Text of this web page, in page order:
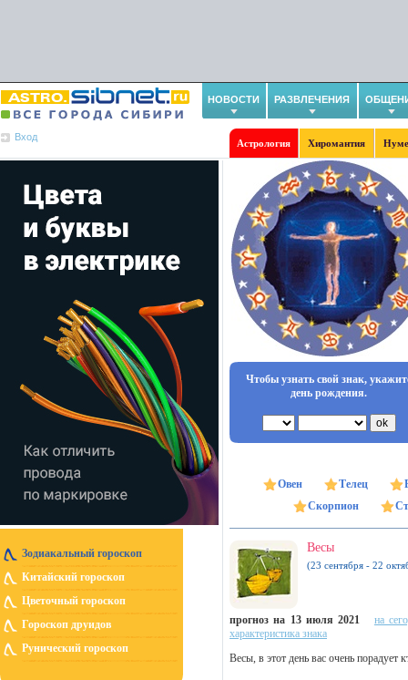
НОВОСТИ РАЗВЛЕЧЕНИЯ
Вход
Астрология Хиромантия
Зодиакальный гороскоп
Китайский гороскоп
Цветочный гороскоп
Гороскоп друидов
Рунический гороскоп
Чтобы узнать свой знак,
день рождения.
Овен Телец
Скорпион
Весы
(23 сентября - 22
прогноз на 13 июля 2021
на
характеристика знака
Весы, в этот день вас очень порадует